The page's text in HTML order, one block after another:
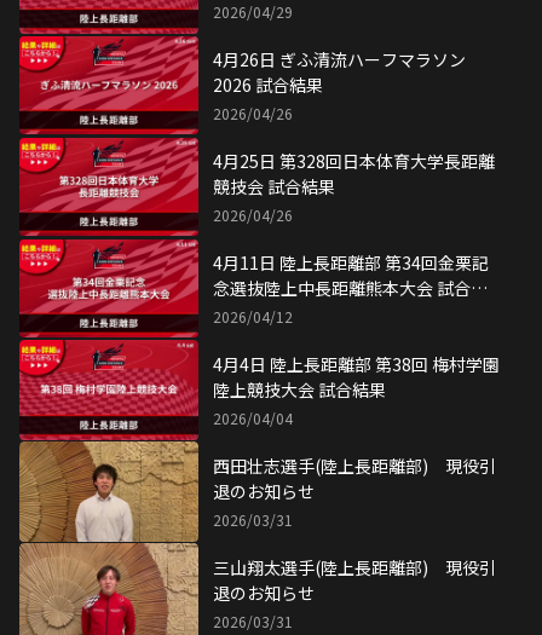
2026/04/29
4月26日 ぎふ清流ハーフマラソン
2026 試合結果
2026/04/26
4月25日 第328回日本体育大学長距離
競技会 試合結果
2026/04/26
4月11日 陸上長距離部 第34回金栗記
念選抜陸上中長距離熊本大会 試合結
果
2026/04/12
4月4日 陸上長距離部 第38回 梅村学園
陸上競技大会 試合結果
2026/04/04
西田壮志選手(陸上長距離部) 現役引
退のお知らせ
2026/03/31
三山翔太選手(陸上長距離部) 現役引
退のお知らせ
2026/03/31